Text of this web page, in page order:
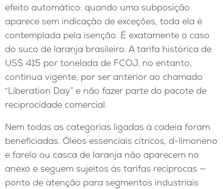
efeito automático: quando uma subposição
aparece sem indicação de exceções, toda ela é
contemplada pela isenção. É exatamente o caso
do suco de laranja brasileiro. A tarifa histórica de
US$ 415 por tonelada de FCOJ, no entanto,
continua vigente, por ser anterior ao chamado
“Liberation Day” e não fazer parte do pacote de
reciprocidade comercial.
Nem todas as categorias ligadas à cadeia foram
beneficiadas. Óleos essenciais cítricos, d-limoneno
e farelo ou casca de laranja não aparecem no
anexo e seguem sujeitos às tarifas recíprocas —
ponto de atenção para segmentos industriais